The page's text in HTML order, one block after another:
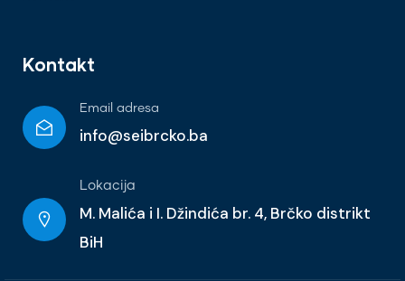
Kontakt
Email adresa
info@seibrcko.ba
Lokacija
M. Malića i I. Džindića br. 4, Brčko distrikt
BiH